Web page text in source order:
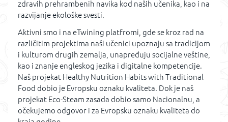
zdravih prehrambenih navika kod naših učenika, kao i na
razvijanje ekološke svesti.
Aktivni smo i na eTwining platfromi, gde se kroz rad na
različitim projektima naši učenici upoznaju sa tradicijom
i kulturom drugih zemalja, unapređuju socijalne veštine,
kao i znanje engleskog jezika i digitalne kompetencije.
Naš projekat Healthy Nutrition Habits with Traditional
Food dobio je Evropsku oznaku kvaliteta. Dok je naš
projekat Eco-Steam zasada dobio samo Nacionalnu, a
očekujemo odgovor i za Evropsku oznaku kvaliteta do